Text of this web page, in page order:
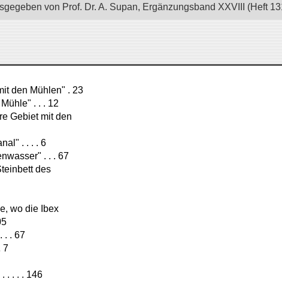
von Prof. Dr. A. Supan, Ergänzungsband XXVIII (Heft
den Mühlen" . 23
. . . 12
Gebiet mit den
. . . . 6
. . . 67
des
wo die Ibex
. . 67
7
. . . . 146